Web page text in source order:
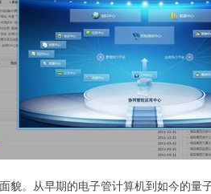
。从早期的电子管计算机到如今的量